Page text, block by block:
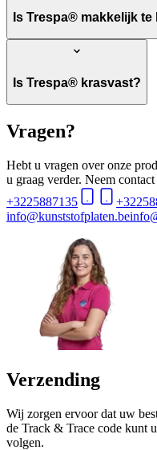
Is Trespa® makkelijk te
Is Trespa® krasvast?
Vragen?
Hebt u vragen over onze
u graag verder. Neem
+3225887135
info@kunststofplaten.be
Verzending
Wij zorgen ervoor dat uw
de Track & Trace code kunt
volgen.